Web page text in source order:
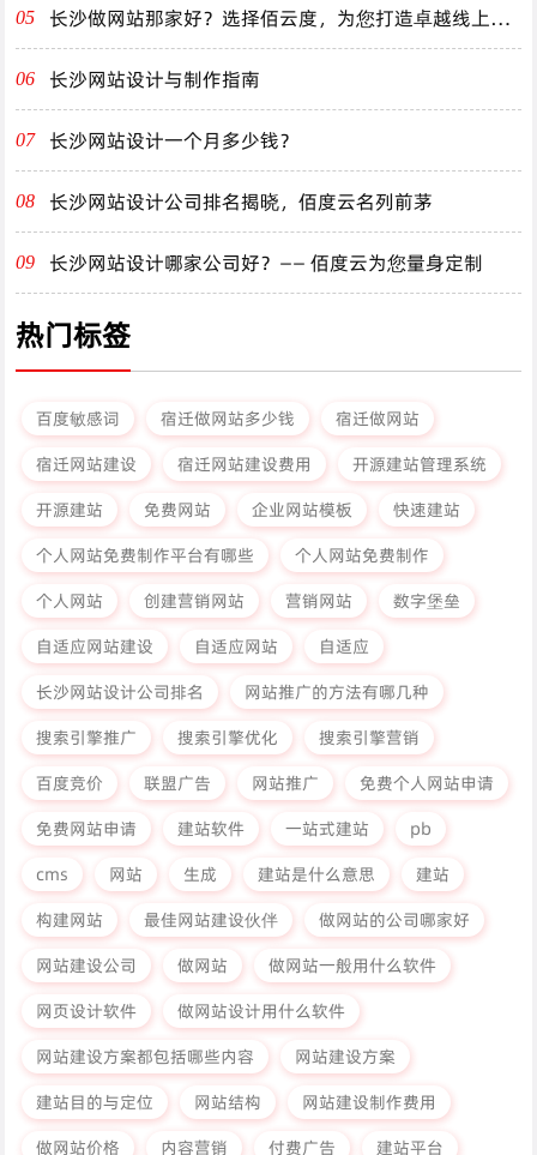
05
长沙做网站那家好？选择佰云度，为您打造卓越线上体
验！
06 长沙网站设计与制作指南
07 长沙网站设计一个月多少钱？
08 长沙网站设计公司排名揭晓，佰度云名列前茅
09 长沙网站设计哪家公司好？—— 佰度云为您量身定制
热门标签
百度敏感词 宿迁做网站多少钱
宿迁做网站
宿迁网站建设
宿迁网站建设费用
开源建站管理系统
开源建站
免费网站 企业网站模板
快速建站
个人网站免费制作平台有哪些
个人网站免费制作
个人网站
创建营销网站 营销网站
数字堡垒
自适应网站建设
自适应网站
自适应
长沙网站设计公司排名
网站推广的方法有哪几种
搜索引擎推广
搜索引擎优化
搜索引擎营销
百度竞价
联盟广告 网站推广
免费个人网站申请
免费网站申请
建站软件 一站式建站
pb
cms
网站 生成 建站是什么意思
建站
构建网站
最佳网站建设伙伴
做网站的公司哪家好
网站建设公司
做网站
做网站一般用什么软件
网页设计软件
做网站设计用什么软件
网站建设方案都包括哪些内容
网站建设方案
建站目的与定位
网站结构
网站建设制作费用
做网站价格
内容营销 付费广告
建站平台